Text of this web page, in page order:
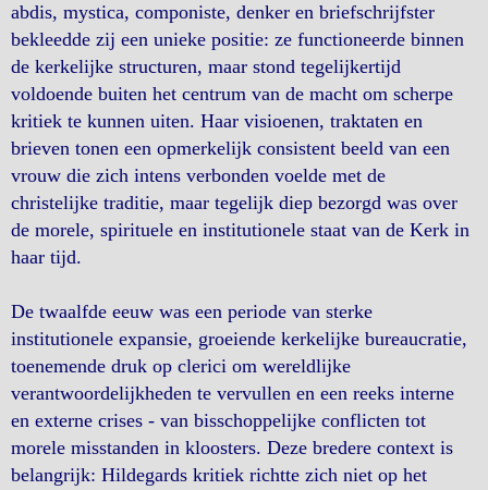
abdis, mystica, componiste, denker en briefschrijfster
bekleedde zij een unieke positie: ze functioneerde binnen
de kerkelijke structuren, maar stond tegelijkertijd
voldoende buiten het centrum van de macht om scherpe
kritiek te kunnen uiten. Haar visioenen, traktaten en
brieven tonen een opmerkelijk consistent beeld van een
vrouw die zich intens verbonden voelde met de
christelijke traditie, maar tegelijk diep bezorgd was over
de morele, spirituele en institutionele staat van de Kerk in
haar tijd.
De twaalfde eeuw was een periode van sterke
institutionele expansie, groeiende kerkelijke bureaucratie,
toenemende druk op clerici om wereldlijke
verantwoordelijkheden te vervullen en een reeks interne
en externe crises - van bisschoppelijke conflicten tot
morele misstanden in kloosters. Deze bredere context is
belangrijk: Hildegards kritiek richtte zich niet op het